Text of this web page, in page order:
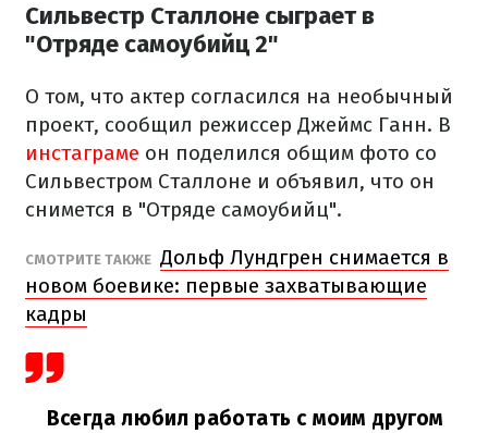
Сильвестр Сталлоне сыграет в
"Отряде самоубийц 2"
О том, что актер согласился на необычный
проект, сообщил режиссер Джеймс Ганн. В
инстаграме он поделился общим фото со
Сильвестром Сталлоне и объявил, что он
снимется в "Отряде самоубийц".
СМОТРИТЕ ТАКЖЕ Дольф Лундгрен снимается в
новом боевике: первые захватывающие
кадры
Всегда любил работать с моим другом